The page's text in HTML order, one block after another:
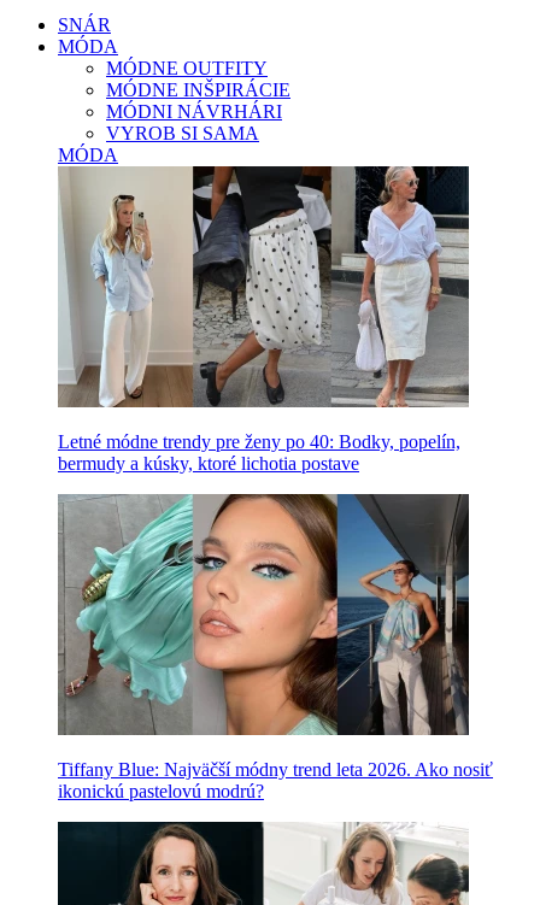
SNÁR
MÓDA
MÓDNE OUTFITY
MÓDNE INŠPIRÁCIE
MÓDNI NÁVRHÁRI
VYROB SI SAMA
MÓDA
Letné módne trendy pre ženy po 40: Bodky, popelín,
bermudy a kúsky, ktoré lichotia postave
Tiffany Blue: Najväčší módny trend leta 2026. Ako nosiť
ikonickú pastelovú modrú?